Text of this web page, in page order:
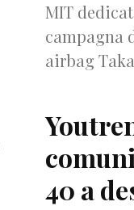
MIT
campagna
airbag
40 a